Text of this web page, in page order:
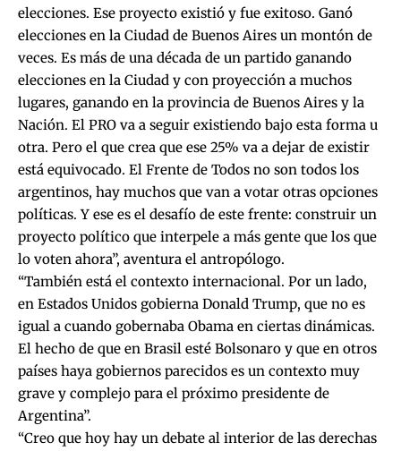
elecciones. Ese proyecto existió y fue exitoso. Ganó
elecciones en la Ciudad de Buenos Aires un montón de
veces. Es más de una década de un partido ganando
elecciones en la Ciudad y con proyección a muchos
lugares, ganando en la provincia de Buenos Aires y la
Nación. El PRO va a seguir existiendo bajo esta forma u
otra. Pero el que crea que ese 25% va a dejar de existir
está equivocado. El Frente de Todos no son todos los
argentinos, hay muchos que van a votar otras opciones
políticas. Y ese es el desafío de este frente: construir un
proyecto político que interpele a más gente que los que
lo voten ahora”, aventura el antropólogo.
“También está el contexto internacional. Por un lado,
en Estados Unidos gobierna Donald Trump, que no es
igual a cuando gobernaba Obama en ciertas dinámicas.
El hecho de que en Brasil esté Bolsonaro y que en otros
países haya gobiernos parecidos es un contexto muy
grave y complejo para el próximo presidente de
Argentina”.
“Creo que hoy hay un debate al interior de las derechas